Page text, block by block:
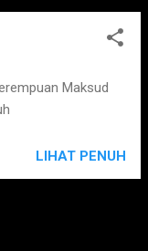
Maksud
LIHAT PENUH